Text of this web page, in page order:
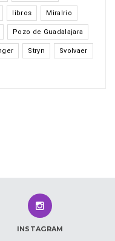
libros Miralrio
Pozo de Guadalajara
Stryn Svolvaer
INSTAGRAM